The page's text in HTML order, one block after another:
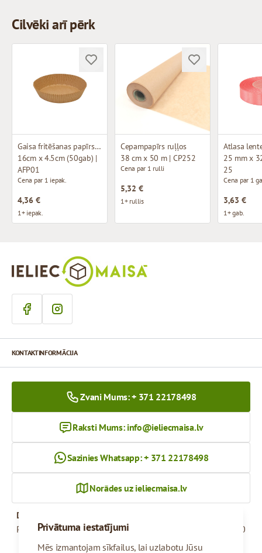
Cilvēki arī pērk
Gaisa fritēšanas papīrs brūns
16cm x 4.5cm (50gab) |
AFP01
Cena par 1 iepak.
4,36 €
1+ iepak.
Cepampapīrs ruļļos
38 cm x 50 m | CP252
Cena par 1 rulli
5,32 €
1+ rullis
Atlasa
25 mm x
25
Cena par 1
3,63 €
1+ gab.
Privātuma iestatījumi
Mēs izmantojam sīkfailus, lai uzlabotu Jūsu
KONTAKTINFORMĀCIJA
Zvani Mums: + 371 22178498
Raksti Mums: info@ieliecmaisa.lv
Sazinies Whatsapp: + 371 22178498
Norādes uz ieliecmaisa.lv
Darba Laiks
Pirmdiena - Piektdiena
09:00 - 17:00